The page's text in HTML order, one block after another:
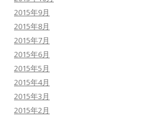
2015年9月
2015年8月
2015年7月
2015年6月
2015年5月
2015年4月
2015年3月
2015年2月